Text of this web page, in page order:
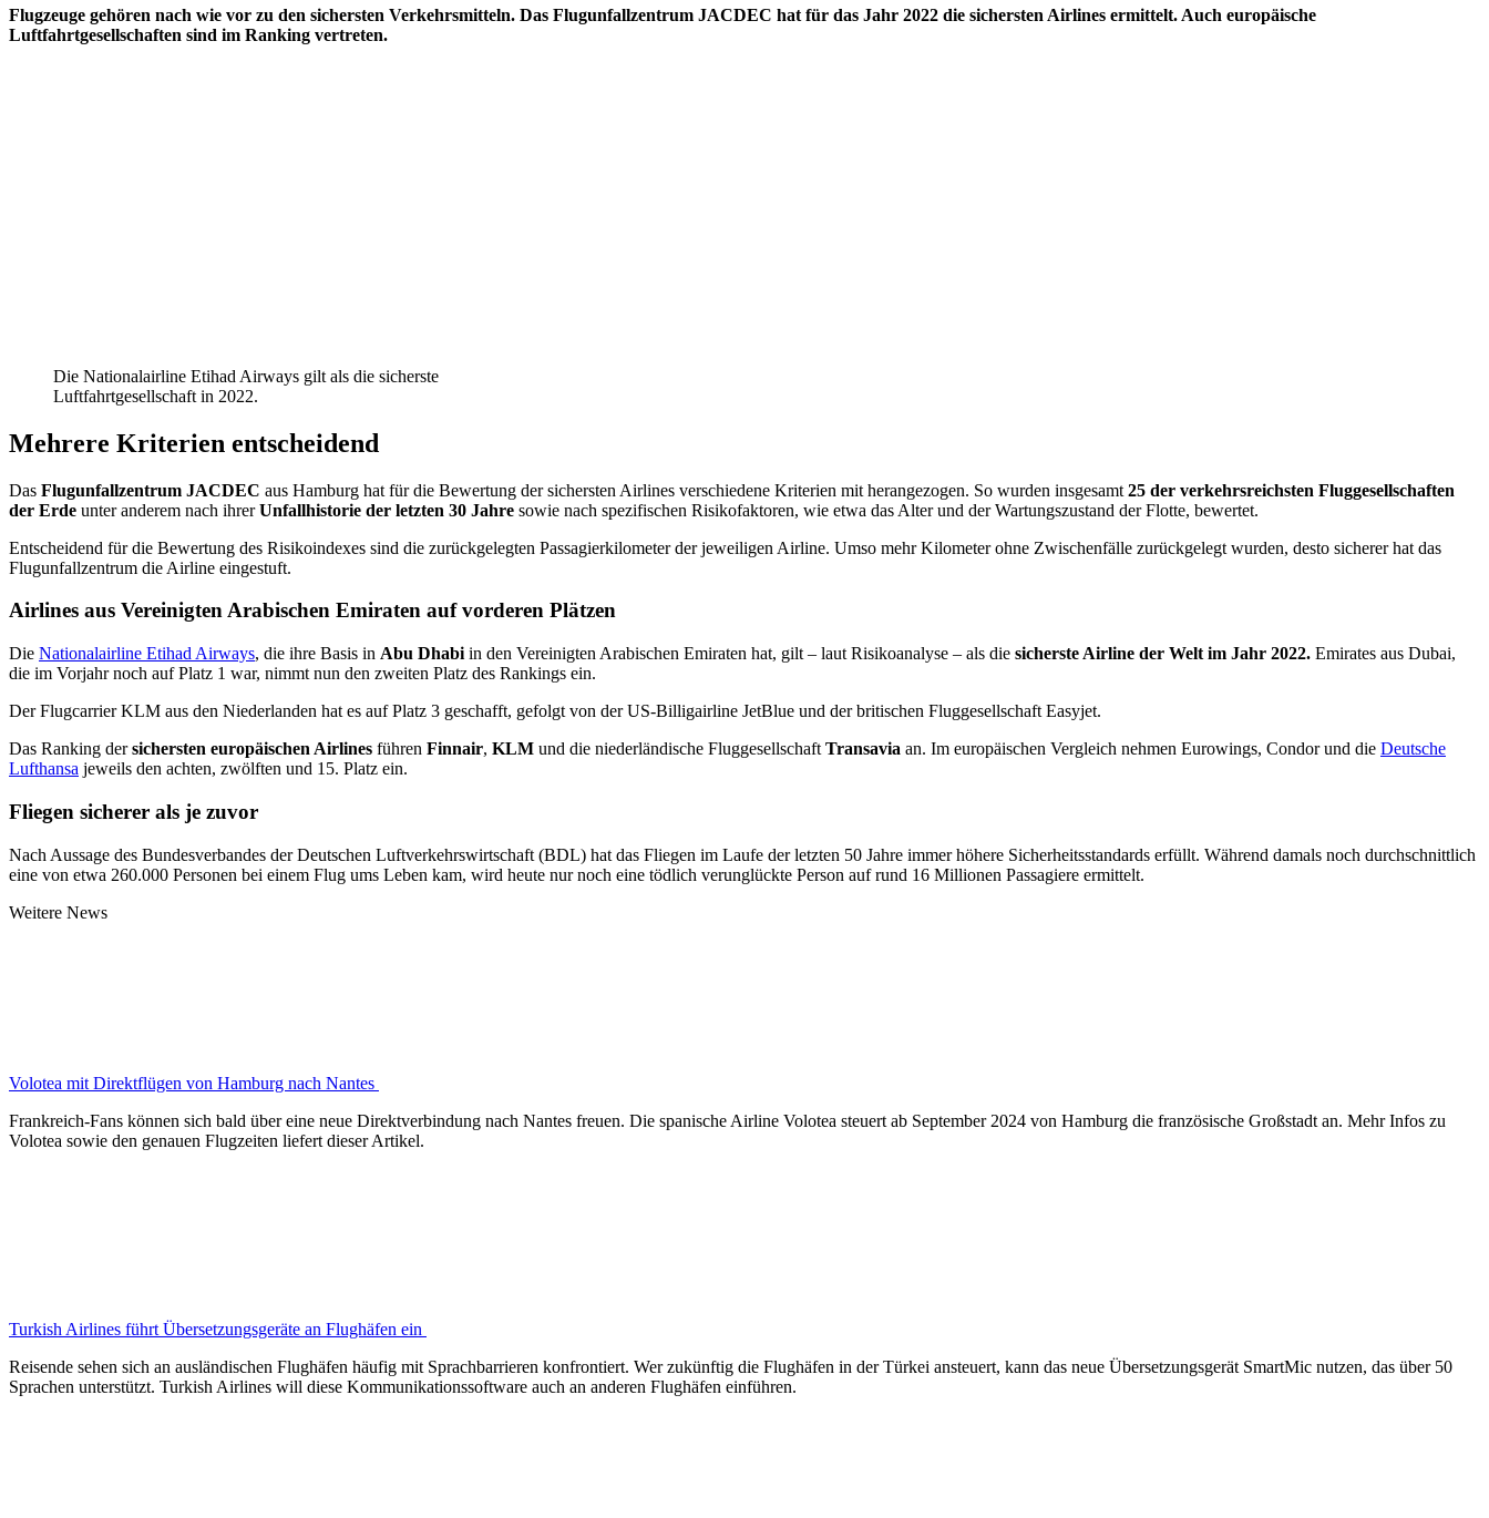
Flugzeuge gehören nach wie vor zu den sichersten Verkehrsmitteln. Das Flugunfallzentrum JACDEC hat für das Jahr 2022 die sichersten Airlines ermittelt. Auch europäische
Luftfahrtgesellschaften sind im Ranking vertreten.
Die Nationalairline Etihad Airways gilt als die sicherste
Luftfahrtgesellschaft in 2022.
Mehrere Kriterien entscheidend
Das Flugunfallzentrum JACDEC aus Hamburg hat für die Bewertung der sichersten Airlines verschiedene Kriterien mit herangezogen. So wurden insgesamt 25 der verkehrsreichsten Fluggesellschaften
der Erde unter anderem nach ihrerUnfallhistorie der letzten 30 Jahre sowie nach spezifischen Risikofaktoren, wie etwa das Alter und der Wartungszustand der Flotte, bewertet.
Entscheidend für die Bewertung des Risikoindexes sind die zurückgelegten Passagierkilometer der jeweiligen Airline. Umso mehr Kilometer ohne Zwischenfälle zurückgelegt wurden, desto sicherer hat das
Flugunfallzentrum die Airline eingestuft.
Airlines aus Vereinigten Arabischen Emiraten auf vorderen Plätzen
Die Nationalairline Etihad Airways, die ihre Basis in Abu Dhabi in den Vereinigten Arabischen Emiraten hat, gilt – laut Risikoanalyse – als die sicherste Airline der Welt im Jahr 2022. Emirates aus Dubai,
die im Vorjahr noch auf Platz 1 war, nimmt nun den zweiten Platz des Rankings ein.
Der Flugcarrier KLM aus den Niederlanden hat es auf Platz 3 geschafft, gefolgt von der US-Billigairline JetBlue und der britischen Fluggesellschaft Easyjet.
Das Ranking dersichersten europäischen Airlines führen Finnair, KLM und die niederländische Fluggesellschaft Transavia an. Im europäischen Vergleich nehmen Eurowings, Condor und die Deutsche
Lufthansa jeweils den achten, zwölften und 15. Platz ein.
Fliegen sicherer als je zuvor
Nach Aussage des Bundesverbandes der Deutschen Luftverkehrswirtschaft (BDL) hat das Fliegen im Laufe der letzten 50 Jahre immer höhere Sicherheitsstandards erfüllt. Während damals noch durchschnittlich
eine von etwa 260.000 Personen bei einem Flug ums Leben kam, wird heute nur noch eine tödlich verunglückte Person auf rund 16 Millionen Passagiere ermittelt.
Weitere News
Volotea mit Direktflügen von Hamburg nach Nantes
Frankreich-Fans können sich bald über eine neue Direktverbindung nach Nantes freuen. Die spanische Airline Volotea steuert ab September 2024 von Hamburg die französische Großstadt an. Mehr Infos zu
Volotea sowie den genauen Flugzeiten liefert dieser Artikel.
Turkish Airlines führt Übersetzungsgeräte an Flughäfen ein
Reisende sehen sich an ausländischen Flughäfen häufig mit Sprachbarrieren konfrontiert. Wer zukünftig die Flughäfen in der Türkei ansteuert, kann das neue Übersetzungsgerät SmartMic nutzen, das über 50
Sprachen unterstützt. Turkish Airlines will diese Kommunikationssoftware auch an anderen Flughäfen einführen.